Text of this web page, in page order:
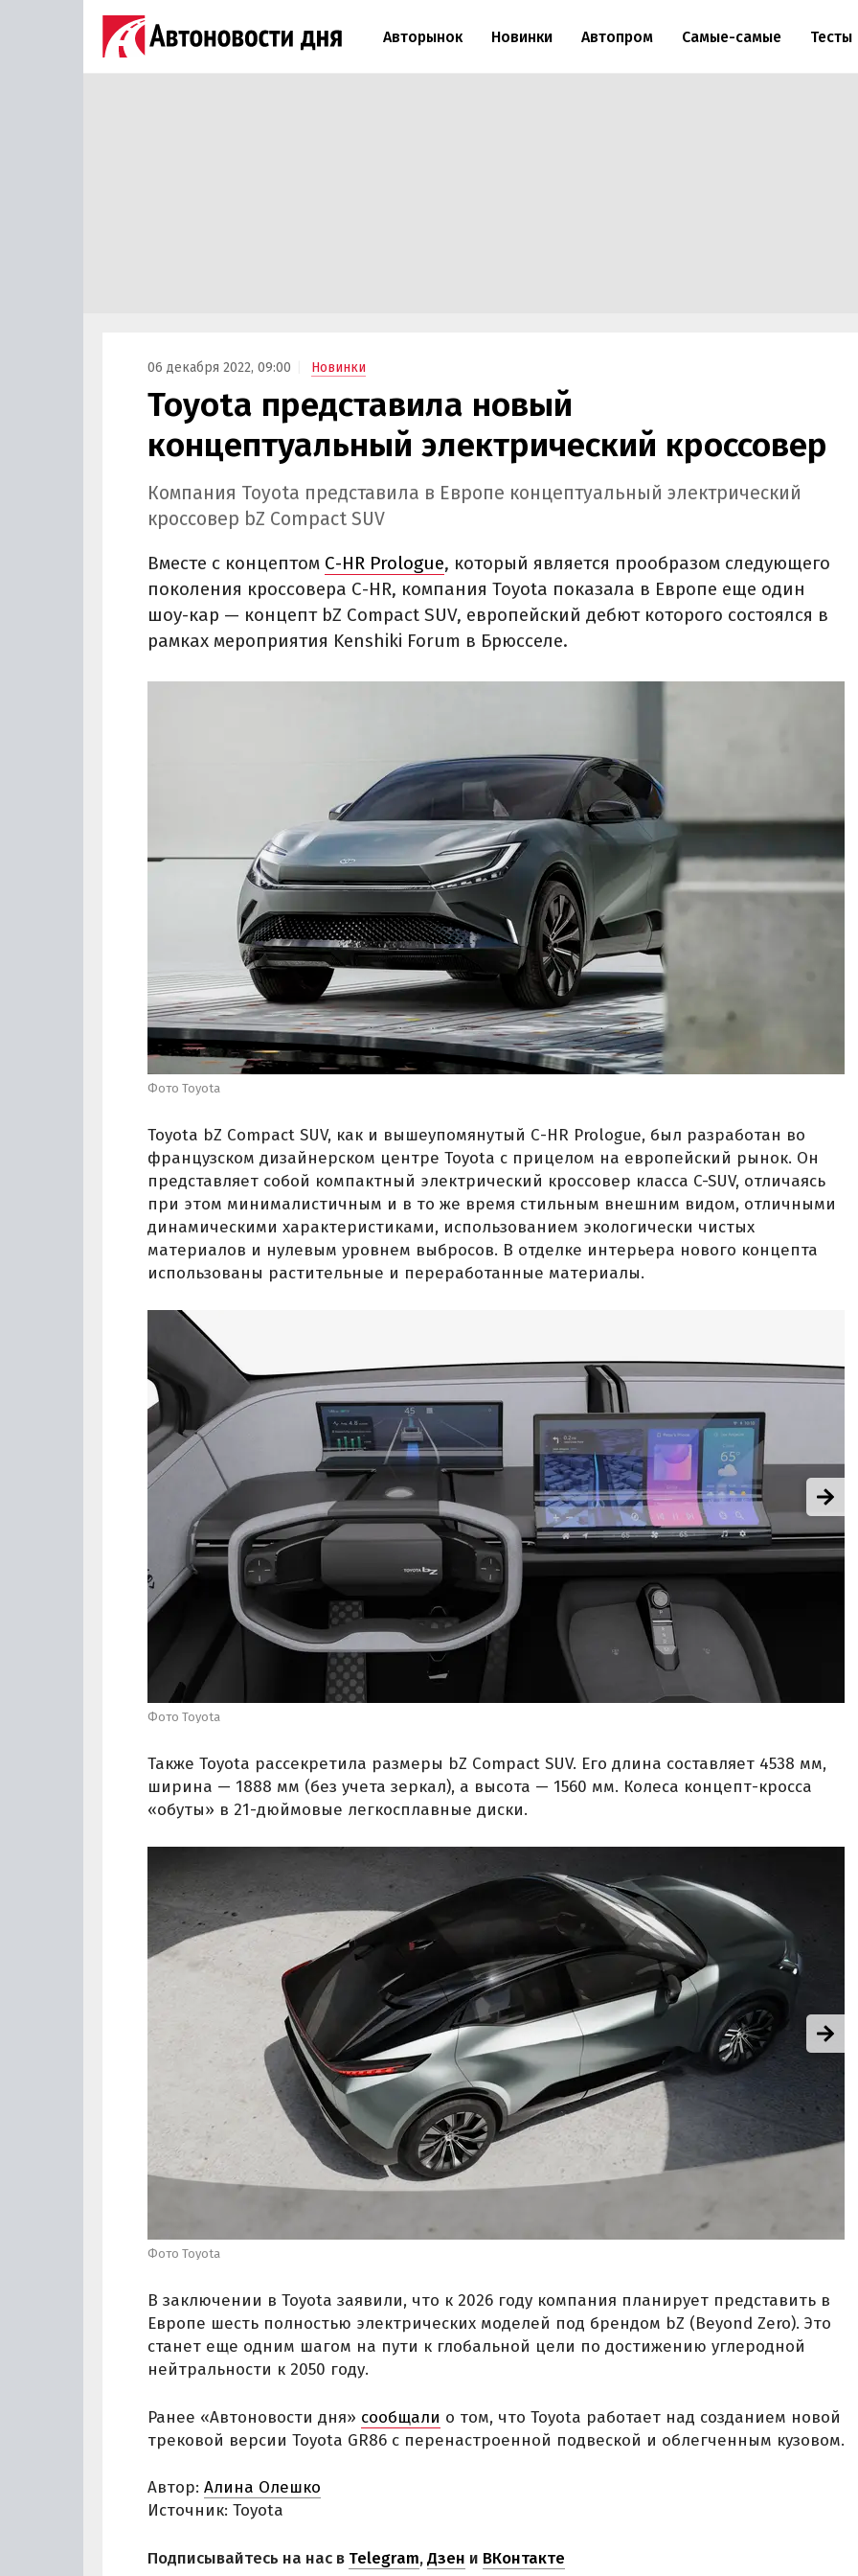
Авторынок Новинки Автопром Самые-самые Тесты
06 декабря 2022, 09:00 Новинки
Toyota представила новый
концептуальный электрический кроссовер
Компания Toyota представила в Европе концептуальный электрический
кроссовер bZ Compact SUV
Вместе с концептом С-HR Prologue, который является прообразом следующего
поколения кроссовера С-HR, компания Toyota показала в Европе еще один
шоу-кар — концепт bZ Compact SUV, европейский дебют которого состоялся в
рамках мероприятия Kenshiki Forum в Брюсселе.
Фото Toyota
Toyota bZ Compact SUV, как и вышеупомянутый С-HR Prologue, был разработан во
французском дизайнерском центре Toyota с прицелом на европейский рынок. Он
представляет собой компактный электрический кроссовер класса C-SUV, отличаясь
при этом минималистичным и в то же время стильным внешним видом, отличными
динамическими характеристиками, использованием экологически чистых
материалов и нулевым уровнем выбросов. В отделке интерьера нового концепта
использованы растительные и переработанные материалы.
Фото Toyota
Также Toyota рассекретила размеры bZ Compact SUV. Его длина составляет 4538 мм,
ширина — 1888 мм (без учета зеркал), а высота — 1560 мм. Колеса концепт-кросса
«обуты» в 21-дюймовые легкосплавные диски.
Фото Toyota
В заключении в Toyota заявили, что к 2026 году компания планирует представить в
Европе шесть полностью электрических моделей под брендом bZ (Beyond Zero). Это
станет еще одним шагом на пути к глобальной цели по достижению углеродной
нейтральности к 2050 году.
Ранее «Автоновости дня» сообщали о том, что Toyota работает над созданием новой
трековой версии Toyota GR86 с перенастроенной подвеской и облегченным кузовом.
Автор: Алина Олешко
Источник: Toyota
Подписывайтесь на нас в Telegram,Дзен и ВКонтакте